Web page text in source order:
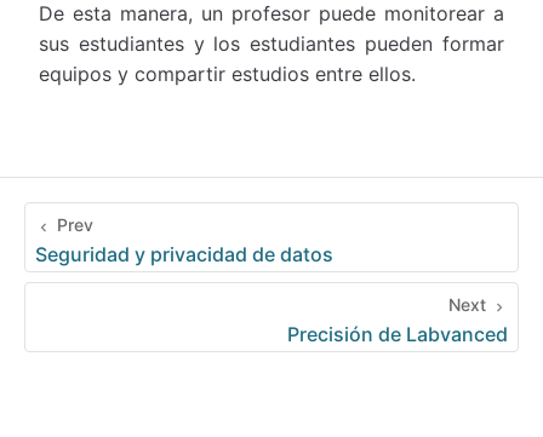
De esta manera, un profesor puede monitorear a
sus estudiantes y los estudiantes pueden formar
equipos y compartir estudios entre ellos.
Prev
Seguridad y privacidad de datos
Next
Precisión de Labvanced